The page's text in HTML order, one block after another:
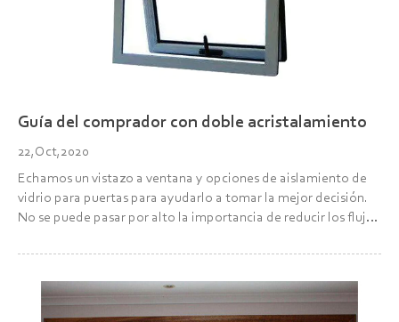
Guía del comprador con doble acristalamiento
22,Oct,2020
Echamos un vistazo a ventana y opciones de aislamiento de
vidrio para puertas para ayudarlo a tomar la mejor decisión.
No se puede pasar por alto la importancia de reducir los flujos
principales. En primer lugar, el ca...